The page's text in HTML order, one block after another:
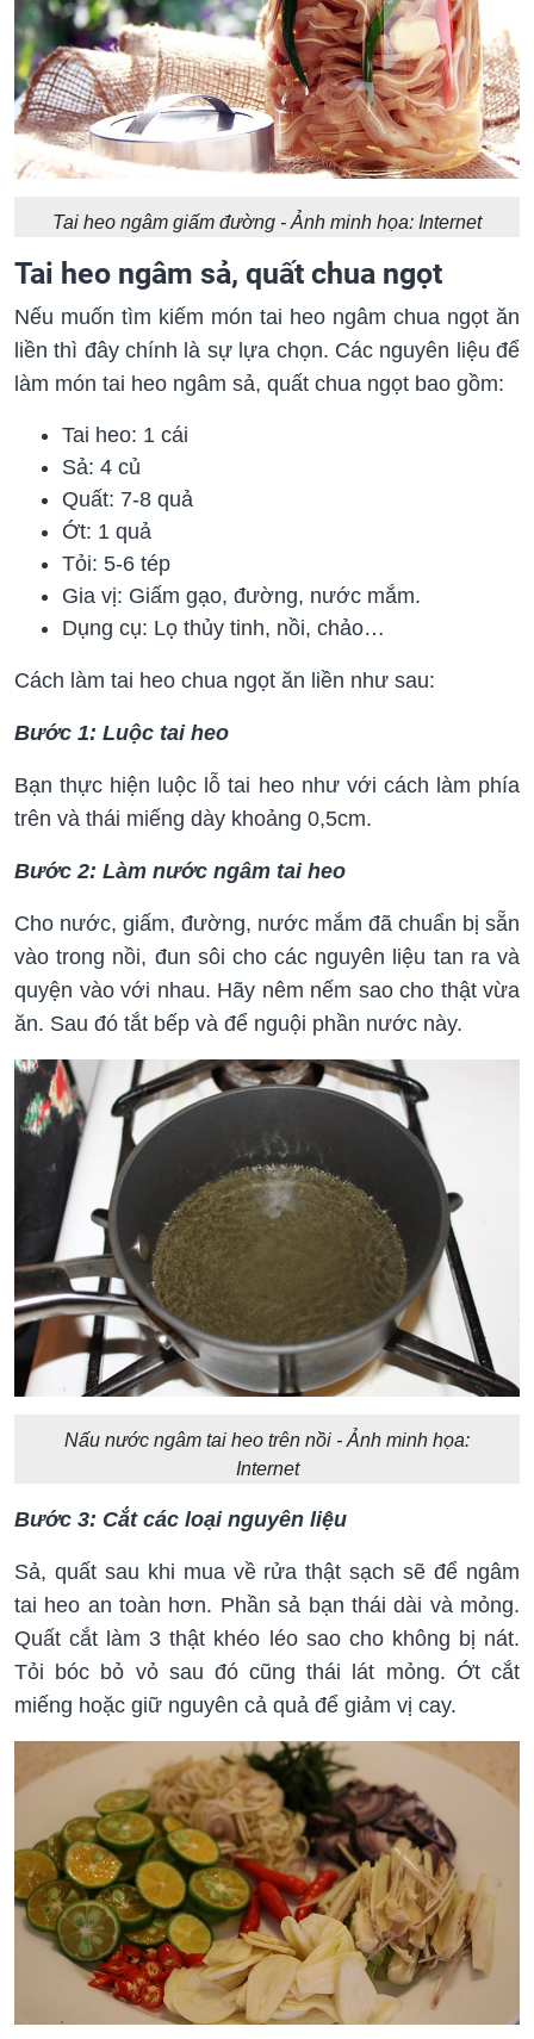
Tai heo ngâm giấm đường - Ảnh minh họa: Internet
Tai heo ngâm sả, quất chua ngọt
Nếu muốn tìm kiếm món tai heo ngâm chua ngọt ăn
liền thì đây chính là sự lựa chọn. Các nguyên liệu để
làm món tai heo ngâm sả, quất chua ngọt bao gồm:
Tai heo: 1 cái
Sả: 4 củ
Quất: 7-8 quả
Ớt: 1 quả
Tỏi: 5-6 tép
Gia vị: Giấm gạo, đường, nước mắm.
Dụng cụ: Lọ thủy tinh, nồi, chảo…
Cách làm tai heo chua ngọt ăn liền như sau:
Bước 1: Luộc tai heo
Bạn thực hiện luộc lỗ tai heo như với cách làm phía
trên và thái miếng dày khoảng 0,5cm.
Bước 2: Làm nước ngâm tai heo
Cho nước, giấm, đường, nước mắm đã chuẩn bị sẵn
vào trong nồi, đun sôi cho các nguyên liệu tan ra và
quyện vào với nhau. Hãy nêm nếm sao cho thật vừa
ăn. Sau đó tắt bếp và để nguội phần nước này.
Nấu nước ngâm tai heo trên nồi - Ảnh minh họa:
Internet
Bước 3: Cắt các loại nguyên liệu
Sả, quất sau khi mua về rửa thật sạch sẽ để ngâm
tai heo an toàn hơn. Phần sả bạn thái dài và mỏng.
Quất cắt làm 3 thật khéo léo sao cho không bị nát.
Tỏi bóc bỏ vỏ sau đó cũng thái lát mỏng. Ớt cắt
miếng hoặc giữ nguyên cả quả để giảm vị cay.